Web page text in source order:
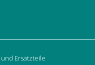
und Ersatzteile